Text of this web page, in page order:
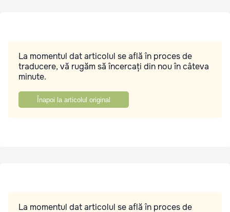
La momentul dat articolul se află în proces de
traducere, vă rugăm să încercați din nou în câteva
minute.
Înapoi la articolul original
La momentul dat articolul se află în proces de